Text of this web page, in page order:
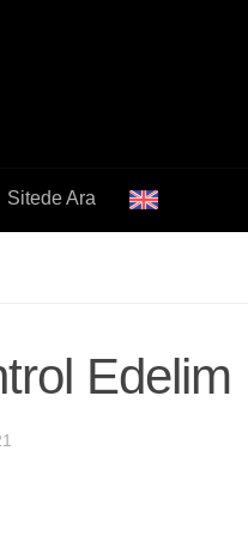
Sitede Ara
Edelim